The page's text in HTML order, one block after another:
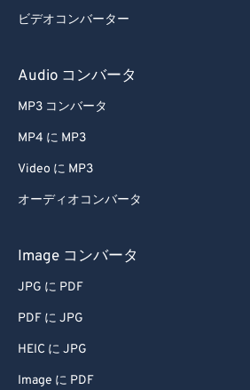
ビデオコンバーター
Audio コンバータ
MP3 コンバータ
MP4 に MP3
Video に MP3
オーディオコンバータ
Image コンバータ
JPG に PDF
PDF に JPG
HEIC に JPG
Image に PDF